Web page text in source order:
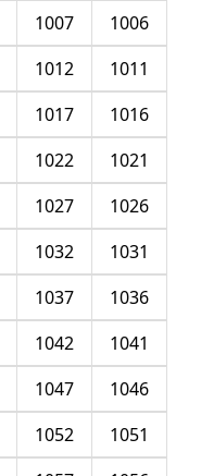
1006
1007
1011
1012
1016
1017
1021
1022
1026
1027
1031
1032
1036
1037
1041
1042
1046
1047
1051
1052